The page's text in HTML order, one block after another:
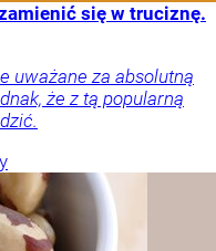
się w truciznę.
uważane za absolutną
że z tą popularną